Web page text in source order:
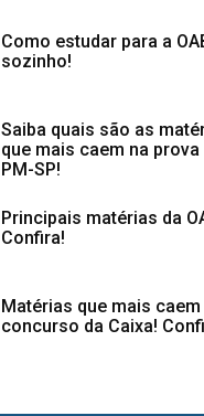
Como estudar para a
sozinho!
Saiba quais são as
que mais caem na prova
PM-SP!
Principais matérias da
Confira!
Matérias que mais caem
concurso da Caixa!